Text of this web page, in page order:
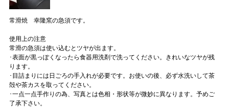
常滑焼 幸隆窯の急須です。
使用上の注意
常滑の急須は使い込むとツヤが出ます。
･表面が黒っぽくなったら食器用洗剤で洗ってください。きれいなツヤが残
ります。
･目詰まりには日ごろの手入れが必要です。お使いの後、必ず水洗いして茶
殻や茶カスを取ってください。
･一点一点手作りの為、写真とは色相・形状等が微妙に異なります。予めご
了承下さい。